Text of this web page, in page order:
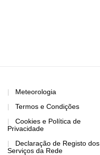
Meteorologia
Termos e Condições
Cookies e Política de
Privacidade
Declaração de Registo dos
Serviços da Rede